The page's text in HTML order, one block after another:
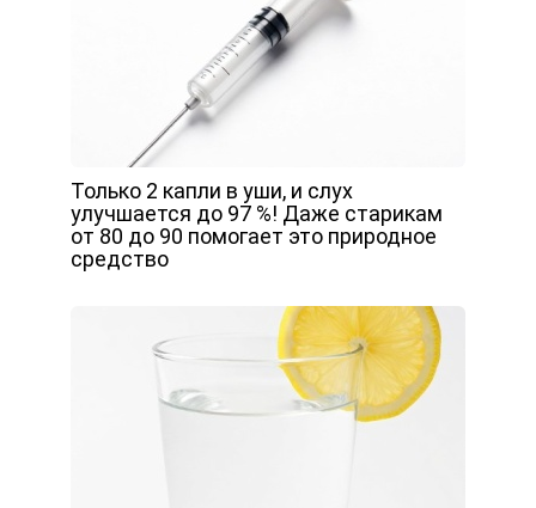
Только 2 капли в уши, и слух
улучшается до 97 %! Даже старикам
от 80 до 90 помогает это природное
средство